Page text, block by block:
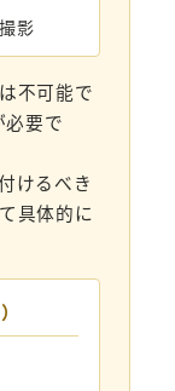
影
不可能で
必要で
けるべき
具体的に